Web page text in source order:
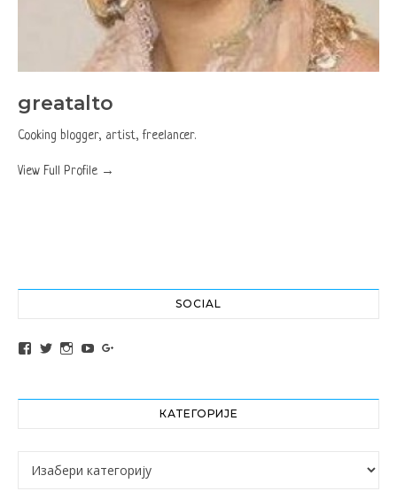
greatalto
Cooking blogger, artist, freelancer.
View Full Profile →
SOCIAL
View altochef’s profile on Facebook
View jovancica73’s profile on Twitter
View jovancica73’s profile on Instagram
View jovancica73’s profile on YouTube
КАТЕГОРИЈЕ
Категорије